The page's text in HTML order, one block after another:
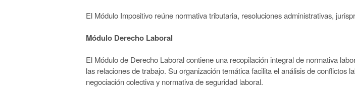
El Módulo Impositivo reúne normativa tributaria, resoluciones administrativas,
Módulo Derecho Laboral
El Módulo de Derecho Laboral contiene una recopilación integral de normativa
las relaciones de trabajo. Su organización temática facilita el análisis de conflictos
negociación colectiva y normativa de seguridad laboral.